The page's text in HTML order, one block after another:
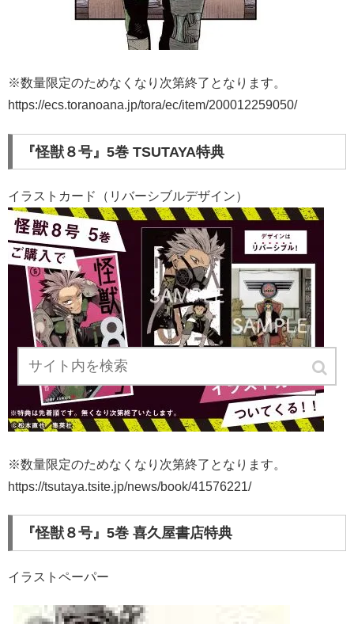
※数量限定のためなくなり次第終了となります。
https://ecs.toranoana.jp/tora/ec/item/200012259050/
『怪獣８号』5巻 TSUTAYA特典
イラストカード（リバーシブルデザイン）
※数量限定のためなくなり次第終了となります。
https://tsutaya.tsite.jp/news/book/41576221/
『怪獣８号』5巻 喜久屋書店特典
イラストペーパー